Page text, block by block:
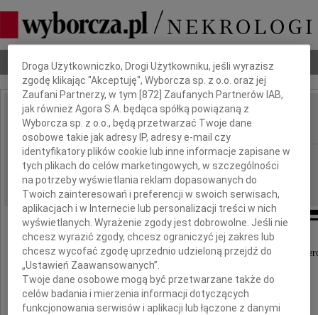
Nekrologi Odeszli Poradnik pogrzebowy
IMIĘ I NAZWISKO: Jacek Szostakowski
REGION: Gdańsk
DATA EMISJI: 04.03.2021
Z wielkim żalem przyjęliśmy wiadomość o
Dbamy o Twoją prywatność
Droga Użytkowniczko, Drogi Użytkowniku, jeśli wyrazisz
zgodę klikając "Akceptuję", Wyborcza sp. z o.o. oraz jej
Zaufani Partnerzy, w tym [872 ] Zaufanych Partnerów IAB,
jak również Agora S.A. będąca spółką powiązaną z
Wyborcza sp. z o.o., będą przetwarzać Twoje dane
osobowe takie jak adresy IP, adresy e-mail czy
identyfikatory plików cookie lub inne informacje zapisane w
tych plikach do celów marketingowych, w szczególności
na potrzeby wyświetlania reklam dopasowanych do
Twoich zainteresowań i preferencji w swoich serwisach,
aplikacjach i w Internecie lub personalizacji treści w nich
wyświetlanych. Wyrażenie zgody jest dobrowolne. Jeśli nie
chcesz wyrazić zgody, chcesz ograniczyć jej zakres lub
chcesz wycofać zgodę uprzednio udzieloną przejdź do
„Ustawień Zaawansowanych”.
Twoje dane osobowe mogą być przetwarzane także do
celów badania i mierzenia informacji dotyczących
funkcjonowania serwisów i aplikacji lub łączone z danymi